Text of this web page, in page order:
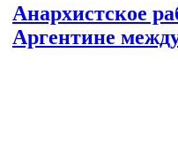
Анархистское
Аргентине